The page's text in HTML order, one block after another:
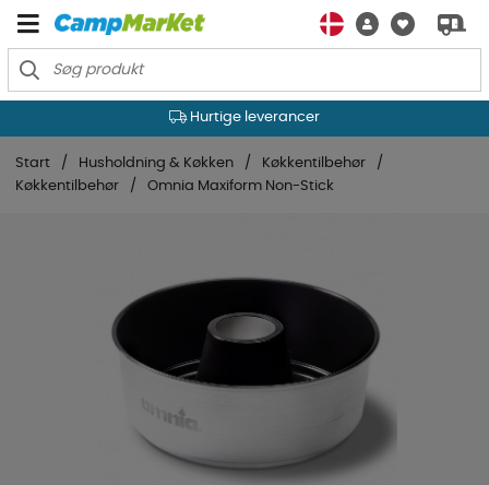
Hurtige leverancer
Start Husholdning & Køkken
Køkkentilbehør
Køkkentilbehør
Omnia Maxiform Non-Stick